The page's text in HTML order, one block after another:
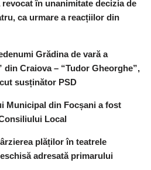
în unanimitate decizia de
ca urmare a reacțiilor din
Grădina de vară a
Craiova – “Tudor Gheorghe”,
susținător PSD
Municipal din Focșani a fost
Local
plăților în teatrele
adresată primarului